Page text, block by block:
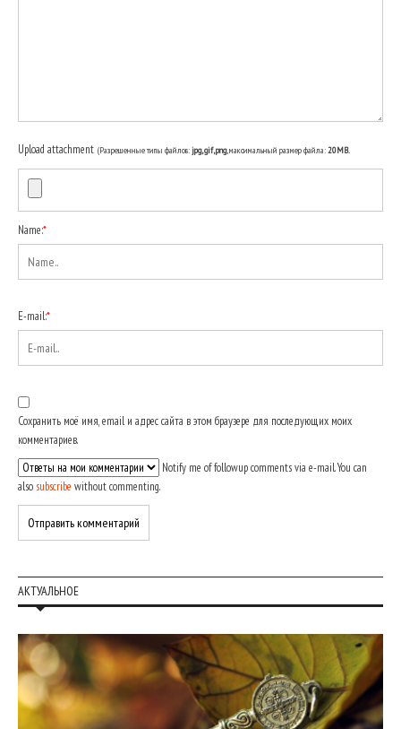
Upload attachment (Разрешенные типы файлов:jpg, gif, png, максимальный размер файла:20MB.
Name:*
E-mail:*
Сохранить моё имя, email и адрес сайта в этом браузере для последующих моих
комментариев.
Notify me of followup comments via e-mail. You can
also subscribe without commenting.
АКТУАЛЬНОЕ